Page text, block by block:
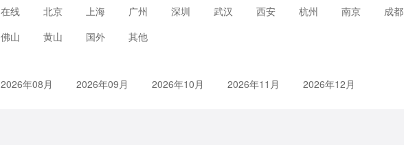
在线 北京 上海 广州 深圳 武汉 西安 杭州 南京 成都
佛山 黄山 国外 其他
2026年08月 2026年09月 2026年10月 2026年11月 2026年12月